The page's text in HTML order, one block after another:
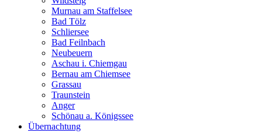
Murnau am Staffelsee
Bad Tölz
Schliersee
Bad Feilnbach
Neubeuern
Aschau i. Chiemgau
Bernau am Chiemsee
Grassau
Traunstein
Anger
Schönau a. Königssee
Übernachtung